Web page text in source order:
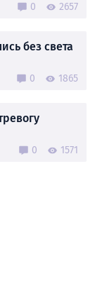
0 2657
без света
0 1865
0 1571